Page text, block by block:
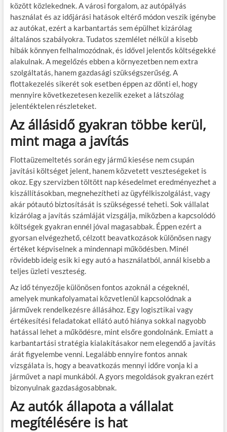
között közlekednek. A városi forgalom, az autópályás
használat és az időjárási hatások eltérő módon veszik igénybe
az autókat, ezért a karbantartás sem épülhet kizárólag
általános szabályokra. Tudatos szemlélet nélkül a kisebb
hibák könnyen felhalmozódnak, és idővel jelentős költségekké
alakulnak. A megelőzés ebben a környezetben nem extra
szolgáltatás, hanem gazdasági szükségszerűség. A
flottakezelés sikerét sok esetben éppen az dönti el, hogy
mennyire következetesen kezelik ezeket a látszólag
jelentéktelen részleteket.
Az állásidő gyakran többe kerül,
mint maga a javítás
Flottaüzemeltetés során egy jármű kiesése nem csupán
javítási költséget jelent, hanem közvetett veszteségeket is
okoz. Egy szervizben töltött nap késedelmet eredményezhet a
kiszállításokban, megnehezítheti az ügyfélkiszolgálást, vagy
akár pótautó biztosítását is szükségessé teheti. Sok vállalat
kizárólag a javítás számláját vizsgálja, miközben a kapcsolódó
költségek gyakran ennél jóval magasabbak. Éppen ezért a
gyorsan elvégezhető, célzott beavatkozások különösen nagy
értéket képviselnek a mindennapi működésben. Minél
rövidebb ideig esik ki egy autó a használatból, annál kisebb a
teljes üzleti veszteség.
Az idő tényezője különösen fontos azoknál a cégeknél,
amelyek munkafolyamatai közvetlenül kapcsolódnak a
járművek rendelkezésre állásához. Egy logisztikai vagy
értékesítési feladatokat ellátó autó hiánya sokkal nagyobb
hatással lehet a működésre, mint elsőre gondolnánk. Emiatt a
karbantartási stratégia kialakításakor nem elegendő a javítás
árát figyelembe venni. Legalább ennyire fontos annak
vizsgálata is, hogy a beavatkozás mennyi időre vonja ki a
járművet a napi munkából. A gyors megoldások gyakran ezért
bizonyulnak gazdaságosabbnak.
Az autók állapota a vállalat
megítélésére is hat